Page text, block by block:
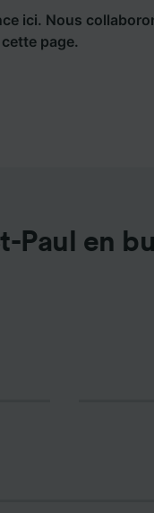
ici. Nous
page.
Paul en